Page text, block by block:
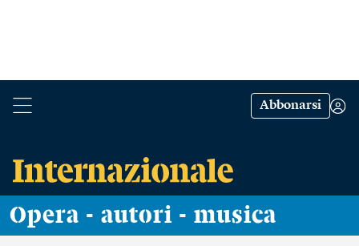
Abbonarsi
Opera - autori - musica